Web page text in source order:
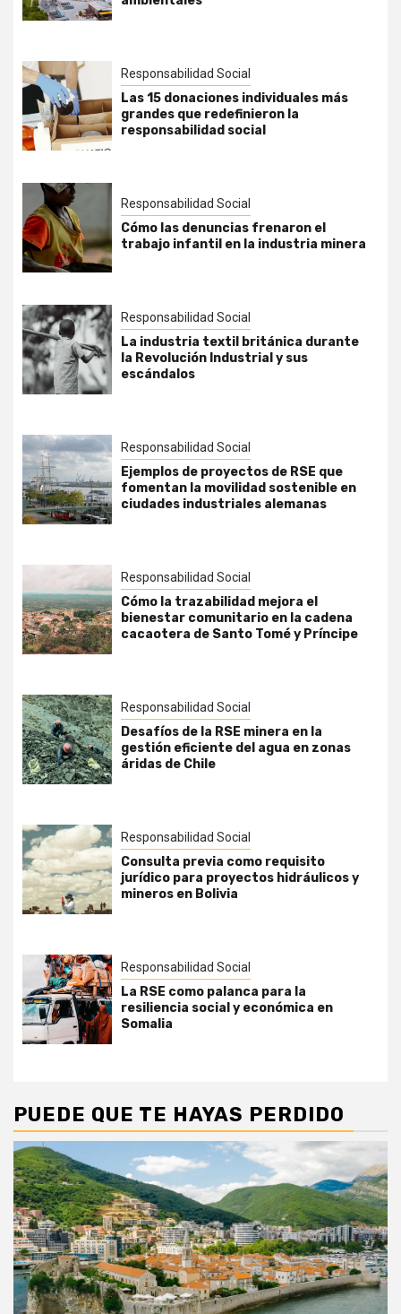
Responsabilidad Social
Las 15 donaciones individuales más
grandes que redefinieron la
responsabilidad social
Responsabilidad Social
Cómo las denuncias frenaron el
trabajo infantil en la industria minera
Responsabilidad Social
La industria textil británica durante
la Revolución Industrial y sus
escándalos
Responsabilidad Social
Ejemplos de proyectos de RSE que
fomentan la movilidad sostenible en
ciudades industriales alemanas
Responsabilidad Social
Cómo la trazabilidad mejora el
bienestar comunitario en la cadena
cacaotera de Santo Tomé y Príncipe
Responsabilidad Social
Desafíos de la RSE minera en la
gestión eficiente del agua en zonas
áridas de Chile
Responsabilidad Social
Consulta previa como requisito
jurídico para proyectos hidráulicos y
mineros en Bolivia
Responsabilidad Social
La RSE como palanca para la
resiliencia social y económica en
Somalia
PUEDE QUE TE HAYAS PERDIDO